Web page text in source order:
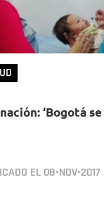
‘Bogotá
EL 08•NOV•2017